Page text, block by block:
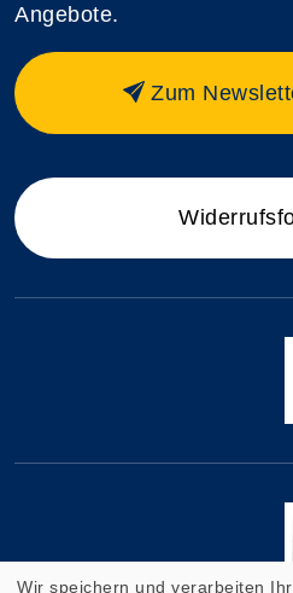
Angebote.
Zum
Wir speichern und verarbeiten